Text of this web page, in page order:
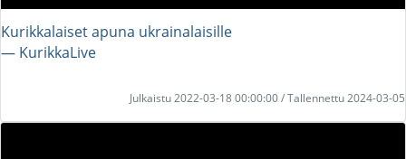
Kurikkalaiset apuna ukrainalaisille
― KurikkaLive
Julkaistu 2022-03-18 00:00:00 / Tallennettu 2024-03-05